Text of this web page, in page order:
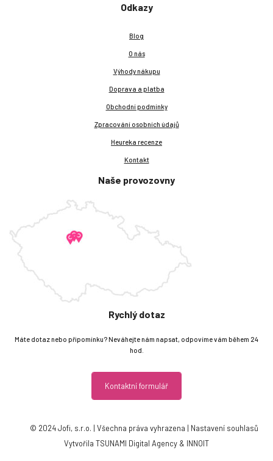
Odkazy
Blog
O nás
Výhody nákupu
Doprava a platba
Obchodní podmínky
Zpracování osobních údajů
Heureka recenze
Kontakt
Naše provozovny
Rychlý dotaz
Máte dotaz nebo připomínku? Neváhejte nám napsat, odpovíme vám během 24
hod.
Kontaktní formulář
© 2024 Jofi, s.r.o. | Všechna práva vyhrazena | Nastavení souhlasů
Vytvořila TSUNAMI Digital Agency & INNOIT